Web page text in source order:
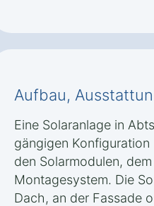
Aufbau,
Eine Solaranlage in
gängigen
den Solarmodulen,
Montagesystem. Die
Dach, an der Fassade